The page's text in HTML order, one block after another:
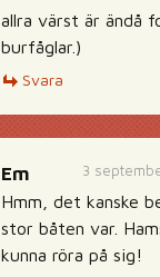
allra värst är ändå
burfåglar.)
Svara
3
Em
Hmm, det kanske
stor båten var.
kunna röra på sig!